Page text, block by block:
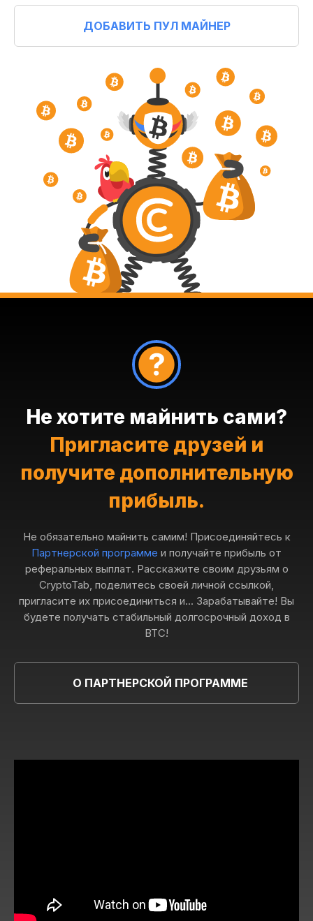
ДОБАВИТЬ ПУЛ МАЙНЕР
Не хотите майнить сами?
Пригласите друзей и
получите дополнительную
прибыль.
Не обязательно майнить самим! Присоединяйтесь к
Партнерской программе и получайте прибыль от
реферальных выплат. Расскажите своим друзьям о
CryptoTab, поделитесь своей личной ссылкой,
пригласите их присоединиться и... Зарабатывайте! Вы
будете получать стабильный долгосрочный доход в
BTC!
О ПАРТНЕРСКОЙ ПРОГРАММЕ